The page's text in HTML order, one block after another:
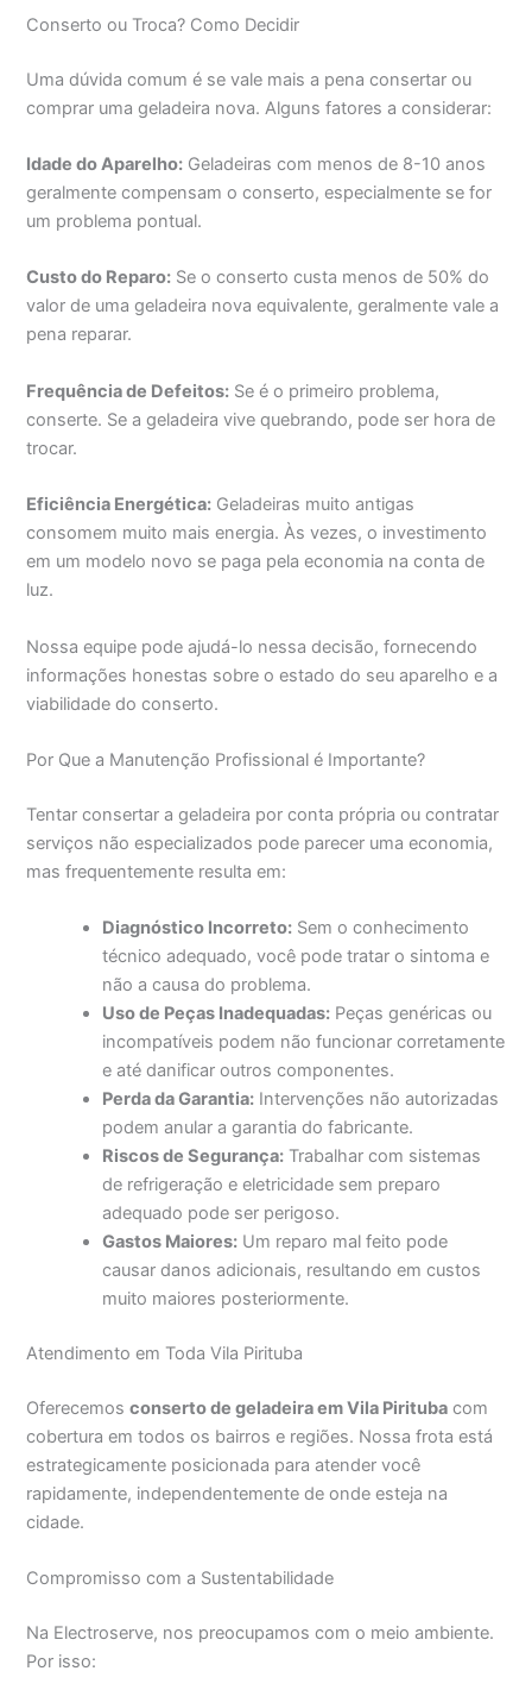
Conserto ou Troca? Como Decidir
Uma dúvida comum é se vale mais a pena consertar ou
comprar uma geladeira nova. Alguns fatores a considerar:
Idade do Aparelho: Geladeiras com menos de 8-10 anos
geralmente compensam o conserto, especialmente se for
um problema pontual.
Custo do Reparo: Se o conserto custa menos de 50% do
valor de uma geladeira nova equivalente, geralmente vale a
pena reparar.
Frequência de Defeitos: Se é o primeiro problema,
conserte. Se a geladeira vive quebrando, pode ser hora de
trocar.
Eficiência Energética: Geladeiras muito antigas
consomem muito mais energia. Às vezes, o investimento
em um modelo novo se paga pela economia na conta de
luz.
Nossa equipe pode ajudá-lo nessa decisão, fornecendo
informações honestas sobre o estado do seu aparelho e a
viabilidade do conserto.
Por Que a Manutenção Profissional é Importante?
Tentar consertar a geladeira por conta própria ou contratar
serviços não especializados pode parecer uma economia,
mas frequentemente resulta em:
Diagnóstico Incorreto: Sem o conhecimento
técnico adequado, você pode tratar o sintoma e
não a causa do problema.
Uso de Peças Inadequadas: Peças genéricas ou
incompatíveis podem não funcionar corretamente
e até danificar outros componentes.
Perda da Garantia: Intervenções não autorizadas
podem anular a garantia do fabricante.
Riscos de Segurança: Trabalhar com sistemas
de refrigeração e eletricidade sem preparo
adequado pode ser perigoso.
Gastos Maiores: Um reparo mal feito pode
causar danos adicionais, resultando em custos
muito maiores posteriormente.
Atendimento em Toda Vila Pirituba
Oferecemosconserto de geladeira em Vila Pirituba com
cobertura em todos os bairros e regiões. Nossa frota está
estrategicamente posicionada para atender você
rapidamente, independentemente de onde esteja na
cidade.
Compromisso com a Sustentabilidade
Na Electroserve, nos preocupamos com o meio ambiente.
Por isso: